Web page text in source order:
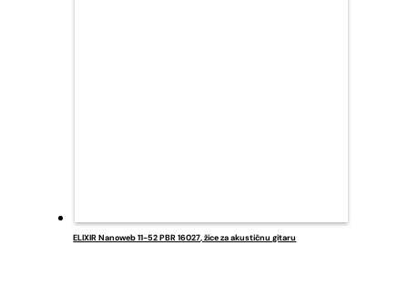
ELIXIR Nanoweb 11-52 PBR 16027, žice za akustičnu gitaru